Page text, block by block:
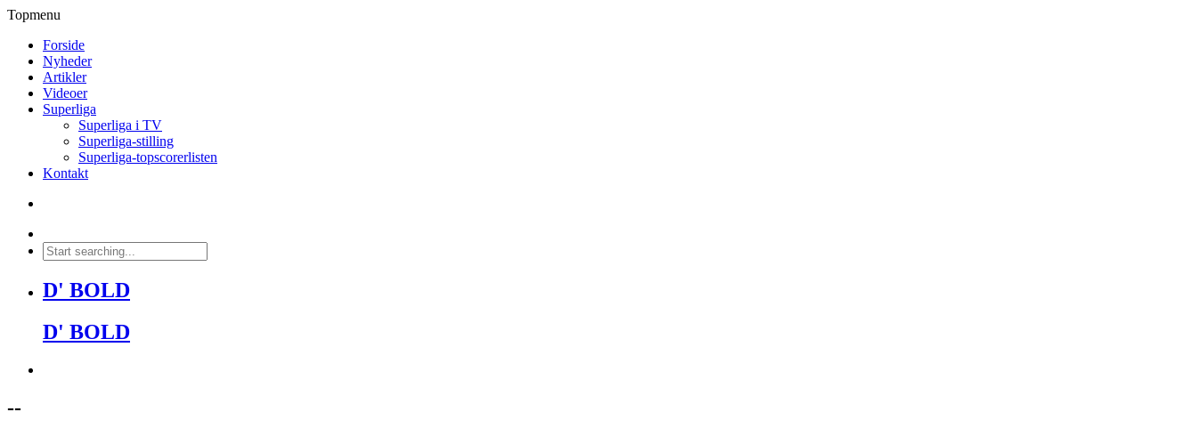
Topmenu
Forside
Nyheder
Artikler
Videoer
Superliga
Superliga i TV
Superliga-stilling
Superliga-topscorerlisten
Kontakt
D' BOLD
D' BOLD
--